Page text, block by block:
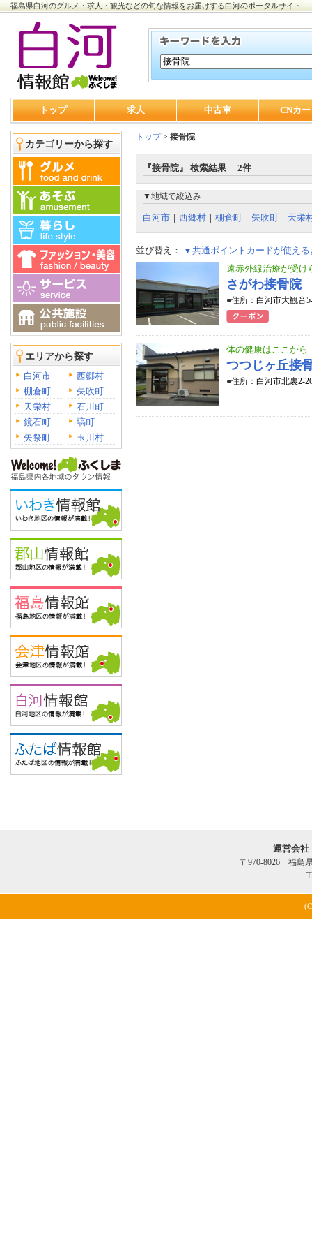
福島県白河のグルメ・求人・観光などの旬な情報をお届けする白河のポータルサイト
トップ 求人 中古車 CNカ
カテゴリーから探す
エリアから探す
白河市
西郷村
棚倉町
矢吹町
天栄村
石川町
鏡石町
塙町
矢祭町
玉川村
トップ> 接骨院
『接骨院』 検索結果 2件
▼地域で絞込み
白河市 ｜ 西郷村 ｜ 棚倉町 ｜ 矢吹町 ｜ 天栄
並び替え：
▼共通ポイントカードが使える
遠赤外線治療が受け
さがわ接骨院
●住所： 白河市大観音
体の健康はここから
つつじヶ丘接
●住所： 白河市北裏2-
運営会
〒970-8026 福島